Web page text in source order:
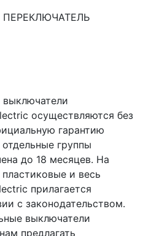
осуществляются без
гарантию
группы
до 18 месяцев. На
и весь
прилагается
с законодательством.
выключатели
предлагать